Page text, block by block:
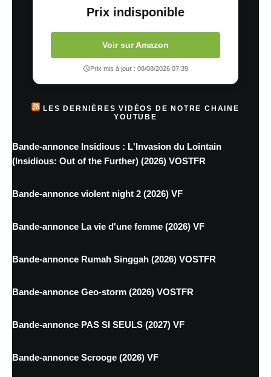
Prix indisponible
Voir sur Amazon
Prix mis à jour : 08/08/2026 07:39
LES DERNIÈRES VIDÉOS DE NOTRE CHAINE
YOUTUBE
Bande-annonce Insidious : L'Invasion du Lointain
(Insidious: Out of the Further) (2026) VOSTFR
Bande-annonce violent night 2 (2026) VF
Bande-annonce La vie d'une femme (2026) VF
Bande-annonce Rumah Singgah (2026) VOSTFR
Bande-annonce Geo-storm (2026) VOSTFR
Bande-annonce PAS SI SEULS (2027) VF
Bande-annonce Scrooge (2026) VF